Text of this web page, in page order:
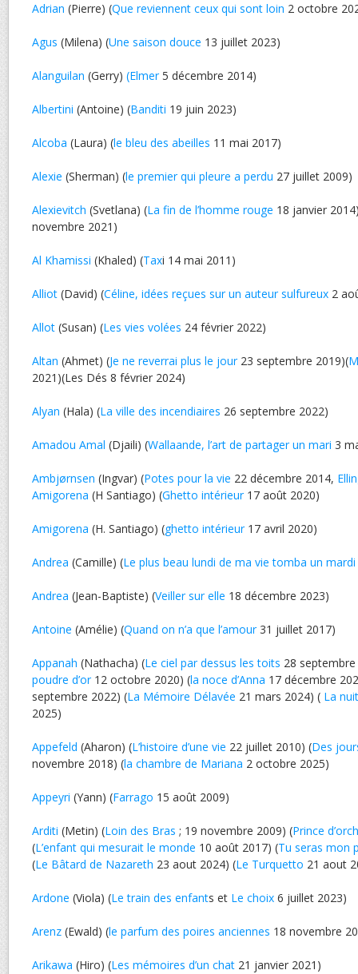
Adrian (Pierre) (Que reviennent ceux qui sont loin 2 octobre
Agus (Milena) (Une saison douce 13 juillet 2023)
Alanguilan (Gerry) (Elmer5 décembre 2014)
Albertini (Antoine) (Banditi 19 juin 2023)
Alcoba (Laura) (le bleu des abeilles 11 mai 2017)
Alexie (Sherman) (le premier qui pleure a perdu 27 juillet 2009)
Alexievitch (Svetlana) (La fin de l’homme rouge 18 janvier
novembre 2021)
Al Khamissi (Khaled) (Taxi 14 mai 2011)
Alliot (David) (Céline, idées reçues sur un auteur sulfureux 2
Allot (Susan) (Les vies volées 24 février 2022)
Altan (Ahmet) (Je ne reverrai plus le jour23 septembre 2019)(
2021)(Les Dés 8 février 2024)
Alyan (Hala) (La ville des incendiaires 26 septembre 2022)
Amadou Amal (Djaili) (Wallaande, l’art de partager un mari 3
Ambjørnsen (Ingvar) (Potes pour la vie 22 décembre 2014,
Amigorena (H Santiago) (Ghetto intérieur17 août 2020)
Amigorena (H. Santiago) (ghetto intérieur17 avril 2020)
Andrea (Camille) (Le plus beau lundi de ma vie tomba un mardi
Andrea (Jean-Baptiste) (Veiller sur elle 18 décembre 2023)
Antoine (Amélie) (Quand on n’a que l’amour 31 juillet 2017)
Appanah (Nathacha) (Le ciel par dessus les toits 28
poudre d’or12 octobre 2020) (la noce d’Anna 17 décembre
septembre 2022) (La Mémoire Délavée 21 mars 2024) ( La
2025)
Appefeld (Aharon) (L’histoire d’une vie 22 juillet 2010) (Des
novembre 2018) (la chambre de Mariana 2 octobre 2025)
Appeyri (Yann) (Farrago 15 août 2009)
Arditi (Metin) (Loin des Bras ; 19 novembre 2009) (Prince
(L’enfant qui mesurait le monde 10 août 2017) (Tu seras mon
(Le Bâtard de Nazareth 23 aout 2024) (Le Turquetto 21 aout
Ardone (Viola) (Le train des enfants et Le choix 6 juillet 2023)
Arenz (Ewald) (le parfum des poires anciennes 18 novembre
Arikawa (Hiro) (Les mémoires d’un chat 21 janvier 2021)